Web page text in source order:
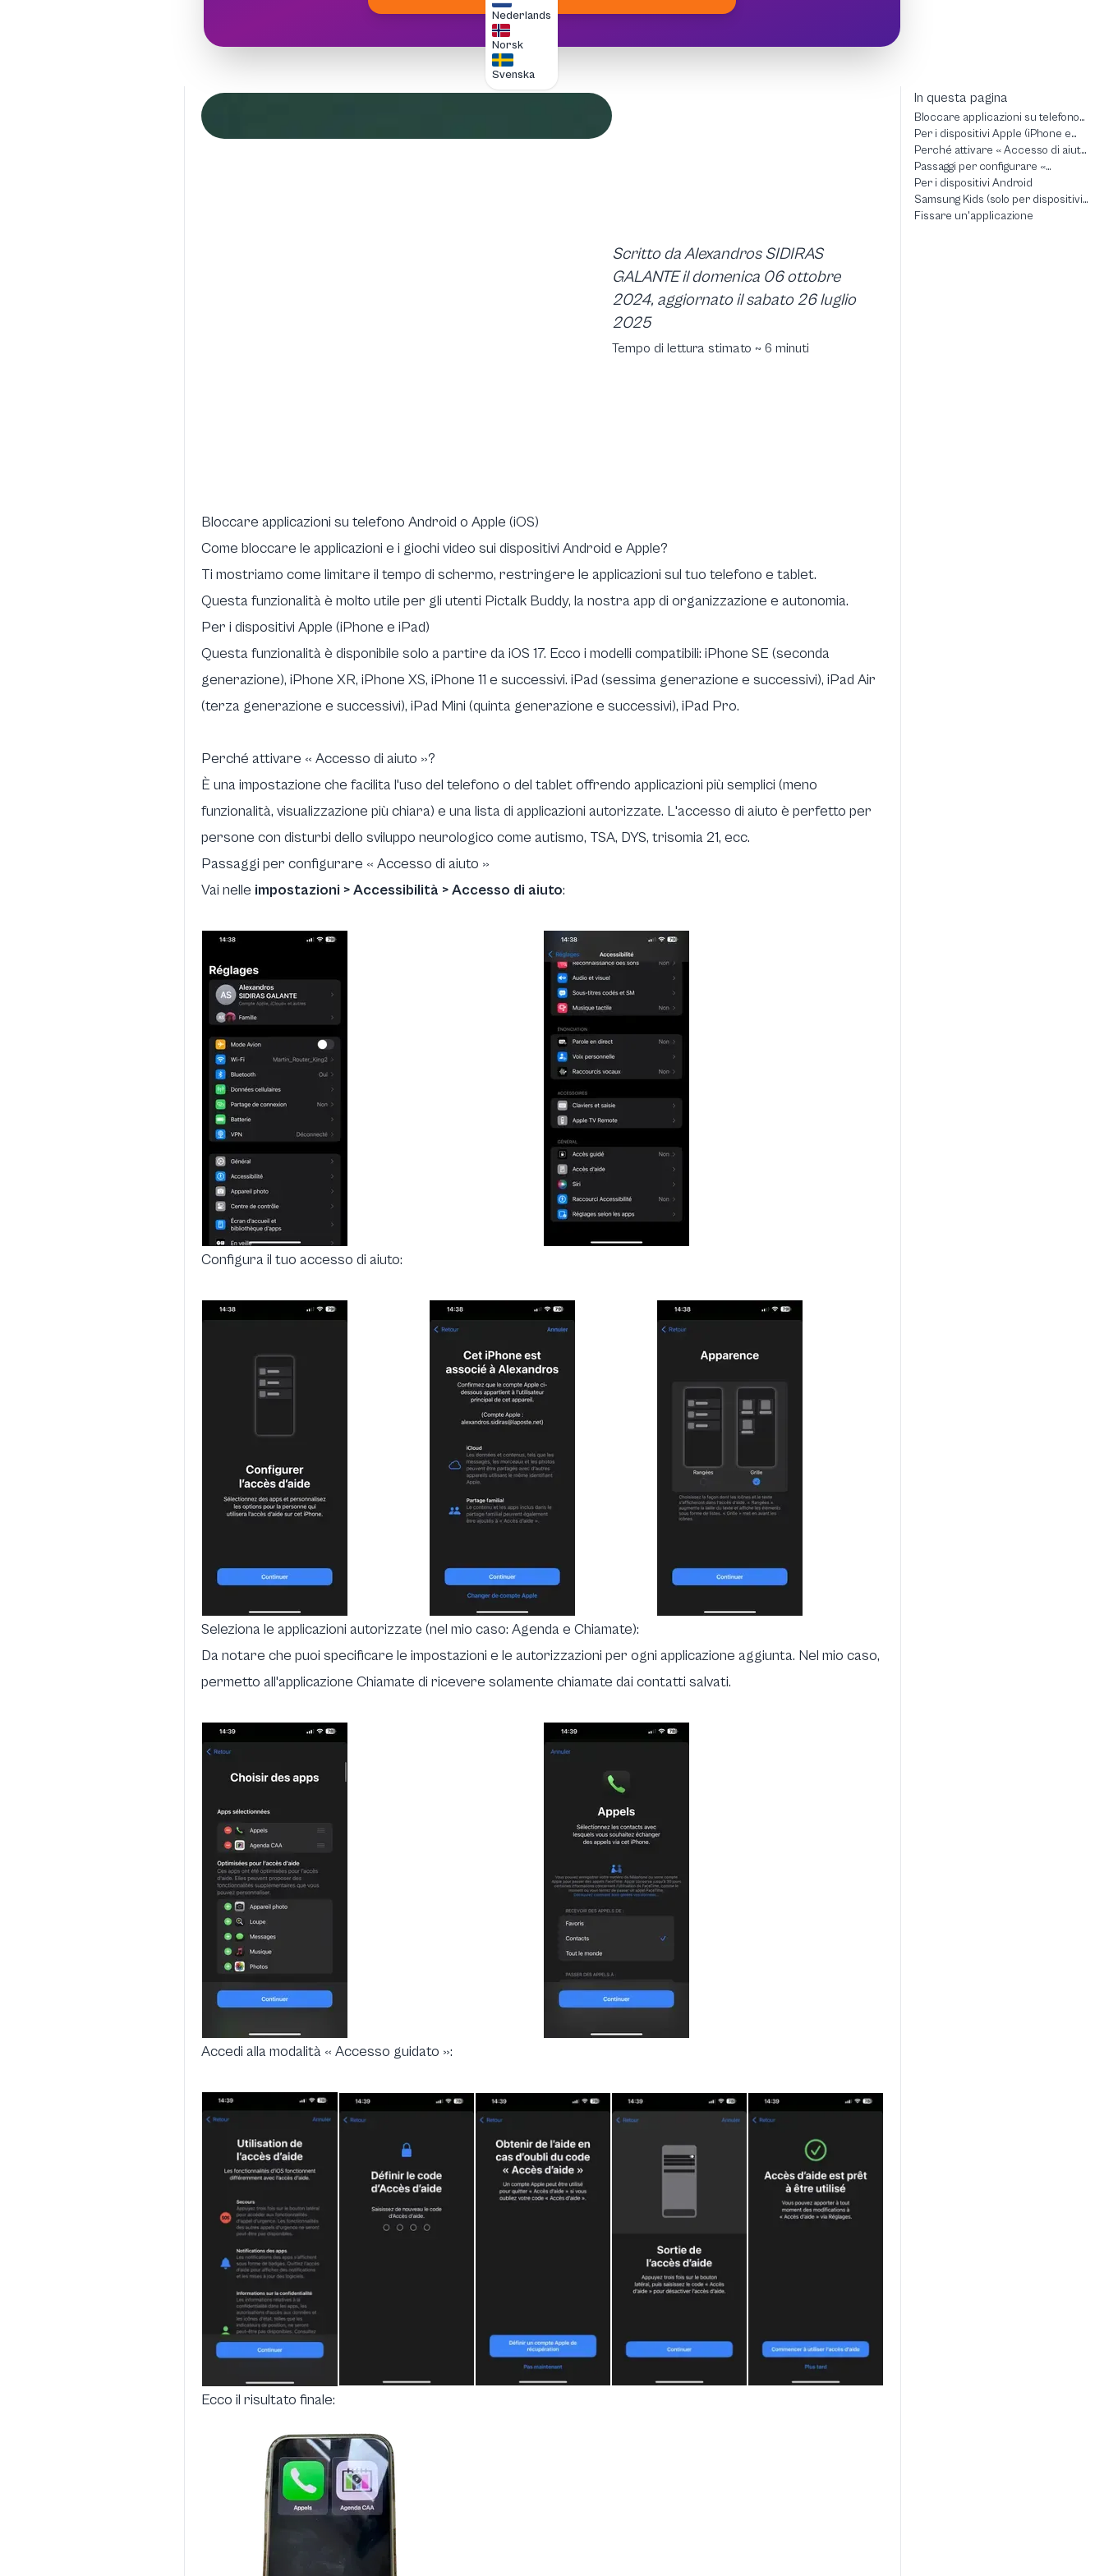
Nederlands
Norsk
Svenska
Scritto da Alexandros SIDIRAS
GALANTE il domenica 06 ottobre
2024, aggiornato il sabato 26 luglio
2025
Tempo di lettura stimato ~ 6 minuti
Bloccare applicazioni su telefono Android o Apple (iOS)
Come bloccare le applicazioni e i giochi video sui dispositivi Android e Apple?
Ti mostriamo come limitare il tempo di schermo, restringere le applicazioni sul tuo telefono e tablet.
Questa funzionalità è molto utile per gli utenti Pictalk Buddy, la nostra app di organizzazione e autonomia.
Per i dispositivi Apple (iPhone e iPad)
Questa funzionalità è disponibile solo a partire da iOS 17. Ecco i modelli compatibili: iPhone SE (seconda
generazione), iPhone XR, iPhone XS, iPhone 11 e successivi. iPad (sessima generazione e successivi), iPad Air
(terza generazione e successivi), iPad Mini (quinta generazione e successivi), iPad Pro.
Perché attivare « Accesso di aiuto »?
È una impostazione che facilita l'uso del telefono o del tablet offrendo applicazioni più semplici (meno
funzionalità, visualizzazione più chiara) e una lista di applicazioni autorizzate. L'accesso di aiuto è perfetto per
persone con disturbi dello sviluppo neurologico come autismo, TSA, DYS, trisomia 21, ecc.
Passaggi per configurare « Accesso di aiuto »
Vai nelle impostazioni > Accessibilità > Accesso di aiuto:
Configura il tuo accesso di aiuto:
Seleziona le applicazioni autorizzate (nel mio caso: Agendae Chiamate):
Da notare che puoi specificare le impostazioni e le autorizzazioni per ogni applicazione aggiunta. Nel mio caso,
permetto all'applicazione Chiamate di ricevere solamente chiamate dai contatti salvati.
Accedi alla modalità « Accesso guidato »:
Ecco il risultato finale:
In questa pagina
Bloccare applicazioni su telefono
Android o Apple (iOS)
Per i dispositivi Apple (iPhone e
iPad)
Perché attivare « Accesso di aiuto
»?
Passaggi per configurare «
Accesso di aiuto »
Per i dispositivi Android
Samsung Kids (solo per dispositivi
Samsung)
Fissare un'applicazione